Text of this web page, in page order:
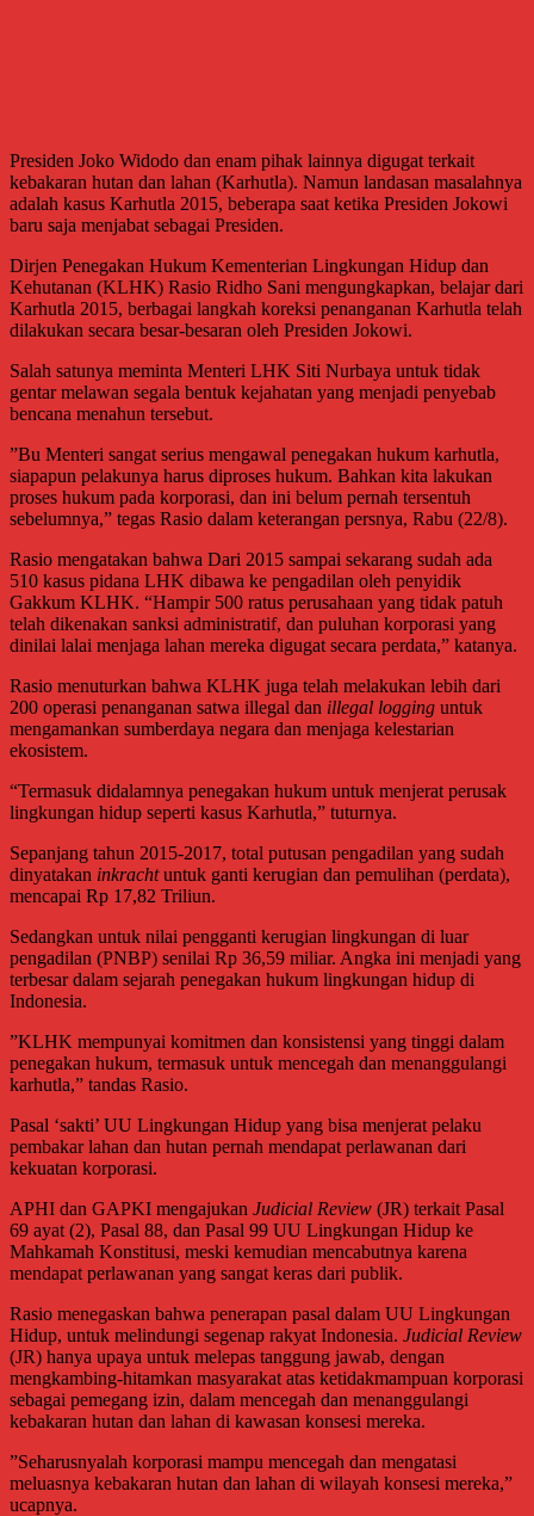
Presiden Joko Widodo dan enam pihak lainnya digugat terkait
kebakaran hutan dan lahan (Karhutla). Namun landasan masalahnya
adalah kasus Karhutla 2015, beberapa saat ketika Presiden Jokowi
baru saja menjabat sebagai Presiden.
Dirjen Penegakan Hukum Kementerian Lingkungan Hidup dan
Kehutanan (KLHK) Rasio Ridho Sani mengungkapkan, belajar dari
Karhutla 2015, berbagai langkah koreksi penanganan Karhutla telah
dilakukan secara besar-besaran oleh Presiden Jokowi.
Salah satunya meminta Menteri LHK Siti Nurbaya untuk tidak
gentar melawan segala bentuk kejahatan yang menjadi penyebab
bencana menahun tersebut.
”Bu Menteri sangat serius mengawal penegakan hukum karhutla,
siapapun pelakunya harus diproses hukum. Bahkan kita lakukan
proses hukum pada korporasi, dan ini belum pernah tersentuh
sebelumnya,” tegas Rasio dalam keterangan persnya, Rabu (22/8).
Rasio mengatakan bahwa Dari 2015 sampai sekarang sudah ada
510 kasus pidana LHK dibawa ke pengadilan oleh penyidik
Gakkum KLHK. “Hampir 500 ratus perusahaan yang tidak patuh
telah dikenakan sanksi administratif, dan puluhan korporasi yang
dinilai lalai menjaga lahan mereka digugat secara perdata,” katanya.
Rasio menuturkan bahwa KLHK juga telah melakukan lebih dari
200 operasi penanganan satwa illegal dan illegal logging untuk
mengamankan sumberdaya negara dan menjaga kelestarian
ekosistem.
“Termasuk didalamnya penegakan hukum untuk menjerat perusak
lingkungan hidup seperti kasus Karhutla,” tuturnya.
Sepanjang tahun 2015-2017, total putusan pengadilan yang sudah
dinyatakan inkrachtuntuk ganti kerugian dan pemulihan (perdata),
mencapai Rp 17,82 Triliun.
Sedangkan untuk nilai pengganti kerugian lingkungan di luar
pengadilan (PNBP) senilai Rp 36,59 miliar. Angka ini menjadi yang
terbesar dalam sejarah penegakan hukum lingkungan hidup di
Indonesia.
”KLHK mempunyai komitmen dan konsistensi yang tinggi dalam
penegakan hukum, termasuk untuk mencegah dan menanggulangi
karhutla,” tandas Rasio.
Pasal ‘sakti’ UU Lingkungan Hidup yang bisa menjerat pelaku
pembakar lahan dan hutan pernah mendapat perlawanan dari
kekuatan korporasi.
APHI dan GAPKI mengajukan Judicial Review (JR) terkait Pasal
69 ayat (2), Pasal 88, dan Pasal 99 UU Lingkungan Hidup ke
Mahkamah Konstitusi, meski kemudian mencabutnya karena
mendapat perlawanan yang sangat keras dari publik.
Rasio menegaskan bahwa penerapan pasal dalam UU Lingkungan
Hidup, untuk melindungi segenap rakyat Indonesia. Judicial Review
(JR) hanya upaya untuk melepas tanggung jawab, dengan
mengkambing-hitamkan masyarakat atas ketidakmampuan korporasi
sebagai pemegang izin, dalam mencegah dan menanggulangi
kebakaran hutan dan lahan di kawasan konsesi mereka.
”Seharusnyalah korporasi mampu mencegah dan mengatasi
meluasnya kebakaran hutan dan lahan di wilayah konsesi mereka,”
ucapnya.